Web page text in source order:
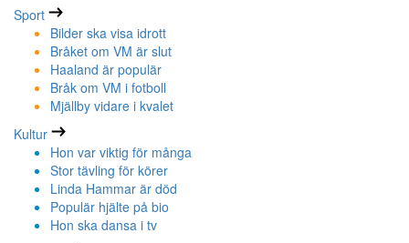
Sport
Bilder ska visa idrott
Bråket om VM är slut
Haaland är populär
Bråk om VM i fotboll
Mjällby vidare i kvalet
Kultur
Hon var viktig för många
Stor tävling för körer
Linda Hammar är död
Populär hjälte på bio
Hon ska dansa i tv